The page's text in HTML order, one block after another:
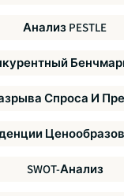
Анализ PESTLE
Спроса И
SWOT-Анализ